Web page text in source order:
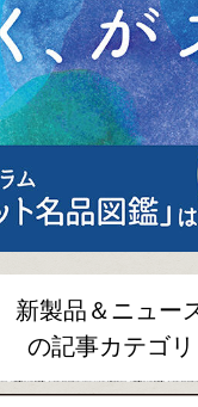
新製品＆ニュー
の記事カテゴリ